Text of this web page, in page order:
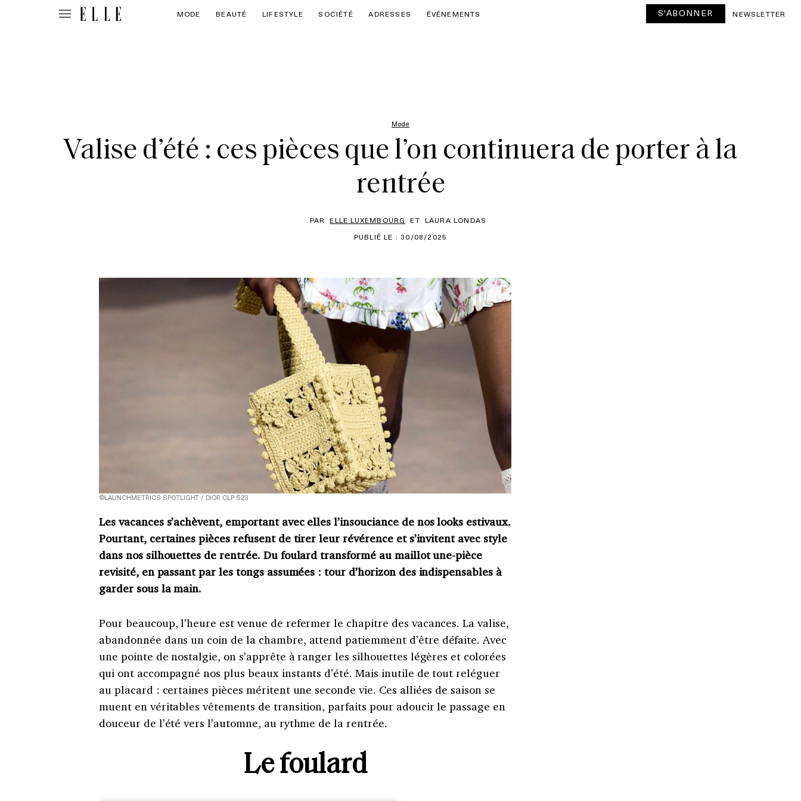
MODE BEAUTÉ LIFESTYLE SOCIÉTÉ ADRESSES ÉVÉNEMENTS S'ABONNER NEWSLETTER
Mode
Valise d’été : ces pièces que l’on continuera de porter à la
rentrée
PAR ELLE LUXEMBOURG ET LAURA LONDAS
PUBLIÉ LE : 30/08/2025
©LAUNCHMETRICS SPOTLIGHT / DIOR CLP S23
Les vacances s’achèvent, emportant avec elles l’insouciance de nos looks estivaux.
Pourtant, certaines pièces refusent de tirer leur révérence et s’invitent avec style
dans nos silhouettes de rentrée. Du foulard transformé au maillot une-pièce
revisité, en passant par les tongs assumées : tour d’horizon des indispensables à
garder sous la main.
Pour beaucoup, l’heure est venue de refermer le chapitre des vacances. La valise,
abandonnée dans un coin de la chambre, attend patiemment d’être défaite. Avec
une pointe de nostalgie, on s’apprête à ranger les silhouettes légères et colorées
qui ont accompagné nos plus beaux instants d’été. Mais inutile de tout reléguer
au placard : certaines pièces méritent une seconde vie. Ces alliées de saison se
muent en véritables vêtements de transition, parfaits pour adoucir le passage en
douceur de l’été vers l’automne, au rythme de la rentrée.
Le foulard